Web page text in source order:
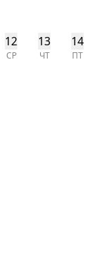
12
СР
13
ЧТ
14
ПТ